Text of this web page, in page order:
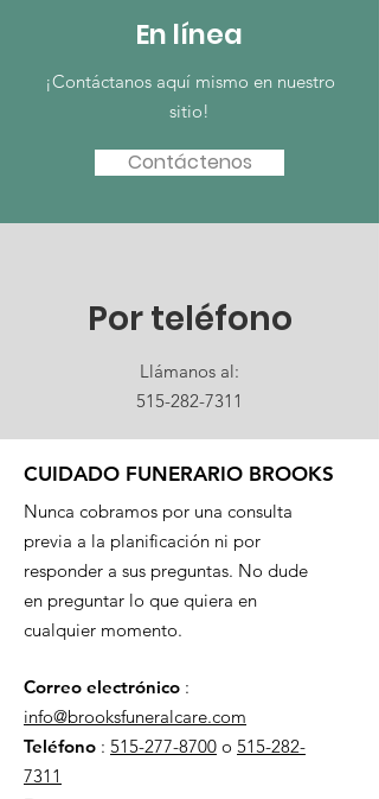
En línea
¡Contáctanos aquí mismo en nuestro
sitio!
Contáctenos
Por teléfono
Llámanos al:
515-282-7311
CUIDADO FUNERARIO BROOKS
Nunca cobramos por una consulta
previa a la planificación ni por
responder a sus preguntas. No dude
en preguntar lo que quiera en
cualquier momento.
Correo electrónico :
info@brooksfuneralcare.com
Teléfono : 515-277-8700 o 515-282-
7311